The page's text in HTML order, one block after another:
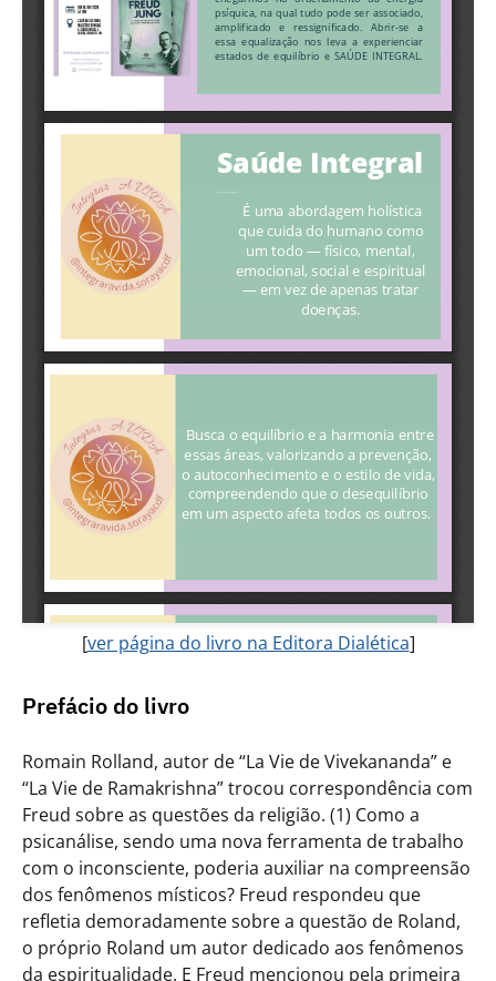
[ver página do livro na Editora Dialética]
Prefácio do livro
Romain Rolland, autor de “La Vie de Vivekananda” e
“La Vie de Ramakrishna” trocou correspondência com
Freud sobre as questões da religião. (1) Como a
psicanálise, sendo uma nova ferramenta de trabalho
com o inconsciente, poderia auxiliar na compreensão
dos fenômenos místicos? Freud respondeu que
refletia demoradamente sobre a questão de Roland,
o próprio Roland um autor dedicado aos fenômenos
da espiritualidade. E Freud mencionou pela primeira